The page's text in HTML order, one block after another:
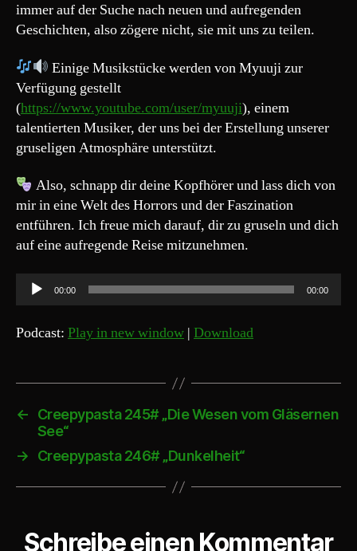
immer auf der Suche nach neuen und aufregenden
Geschichten, also zögere nicht, sie mit uns zu teilen.
Einige Musikstücke werden von Myuuji zur
Verfügung gestellt
(https://www.youtube.com/user/myuuji), einem
talentierten Musiker, der uns bei der Erstellung unserer
gruseligen Atmosphäre unterstützt.
Also, schnapp dir deine Kopfhörer und lass dich von
mir in eine Welt des Horrors und der Faszination
entführen. Ich freue mich darauf, dir zu gruseln und dich
auf eine aufregende Reise mitzunehmen.
u
d
P
a
00:00 00:00
Podcast: Play in new window | Download
←
Creepypasta 245# „Die Wesen vom Gläsernen
See“
→
Creepypasta 246# „Dunkelheit“
Schreibe einen Kommentar